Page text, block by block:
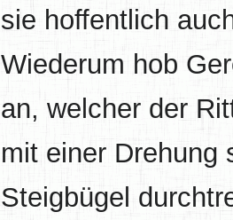
sie hoffentlich
Wiederum hob
an, welcher der
mit einer Drehung
Steigbügel